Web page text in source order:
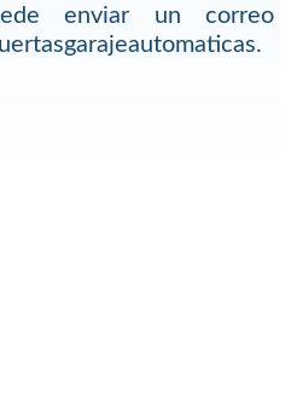
enviar un correo